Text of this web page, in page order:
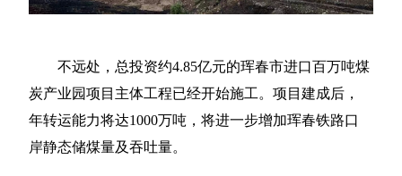
不远处，总投资约4.85亿元的珲春市进口百万吨煤
炭产业园项目主体工程已经开始施工。项目建成后，
年转运能力将达1000万吨，将进一步增加珲春铁路口
岸静态储煤量及吞吐量。